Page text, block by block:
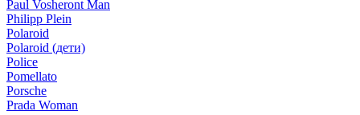
Paul Vosheront Man
Philipp Plein
Polaroid
Polaroid (дети)
Police
Pomellato
Porsche
Prada Woman